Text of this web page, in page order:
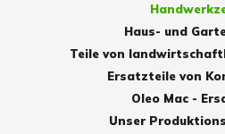
Haus- und
Teile von
Ersatzteile von
Oleo Mac -
Unser